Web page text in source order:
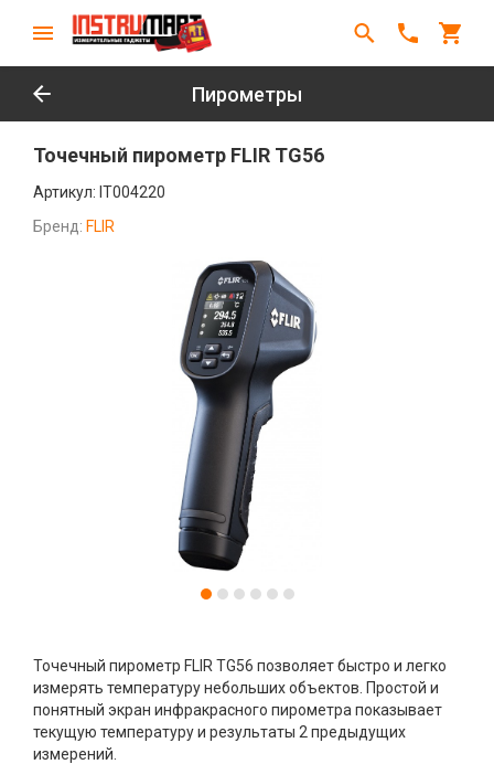
Пирометры
Точечный пирометр FLIR TG56
Артикул: IT004220
Бренд: FLIR
Точечный пирометр FLIR TG56 позволяет быстро и легко
измерять температуру небольших объектов. Простой и
понятный экран инфракрасного пирометра показывает
текущую температуру и результаты 2 предыдущих
измерений.